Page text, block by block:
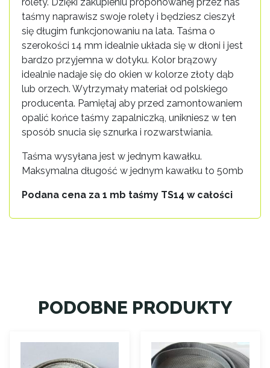
taśmy naprawisz swoje rolety i będziesz cieszył
się długim funkcjonowaniu na lata. Taśma o
szerokości 14 mm idealnie układa się w dłoni i jest
bardzo przyjemna w dotyku. Kolor brązowy
idealnie nadaje się do okien w kolorze złoty dąb
lub orzech. Wytrzymały materiał od polskiego
producenta. Pamiętaj aby przed zamontowaniem
opalić końce taśmy zapalniczką, unikniesz w ten
sposób snucia się sznurka i rozwarstwiania.
Taśma wysyłana jest w jednym kawałku.
Maksymalna długość w jednym kawałku to 50mb
Podana cena za 1 mb taśmy TS14 w całości
PODOBNE PRODUKTY